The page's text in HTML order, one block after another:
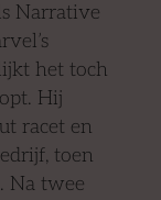
Narrative
het toch
Hij
racet en
toen
Na twee